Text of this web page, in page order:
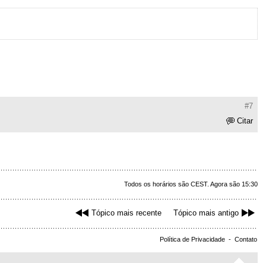
#7
Citar
Todos os horários são CEST. Agora são 15:30
Tópico mais recente Tópico mais antigo
Política de Privacidade - Contato